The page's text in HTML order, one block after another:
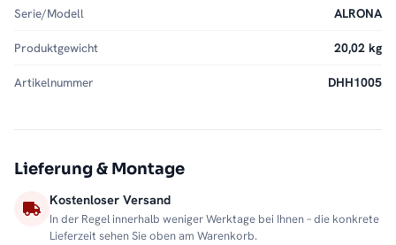
Serie/Modell ALRONA
Produktgewicht 20,02 kg
Artikelnummer DHH1005
Lieferung & Montage
Kostenloser Versand
In der Regel innerhalb weniger Werktage bei Ihnen – die konkrete
Lieferzeit sehen Sie oben am Warenkorb.